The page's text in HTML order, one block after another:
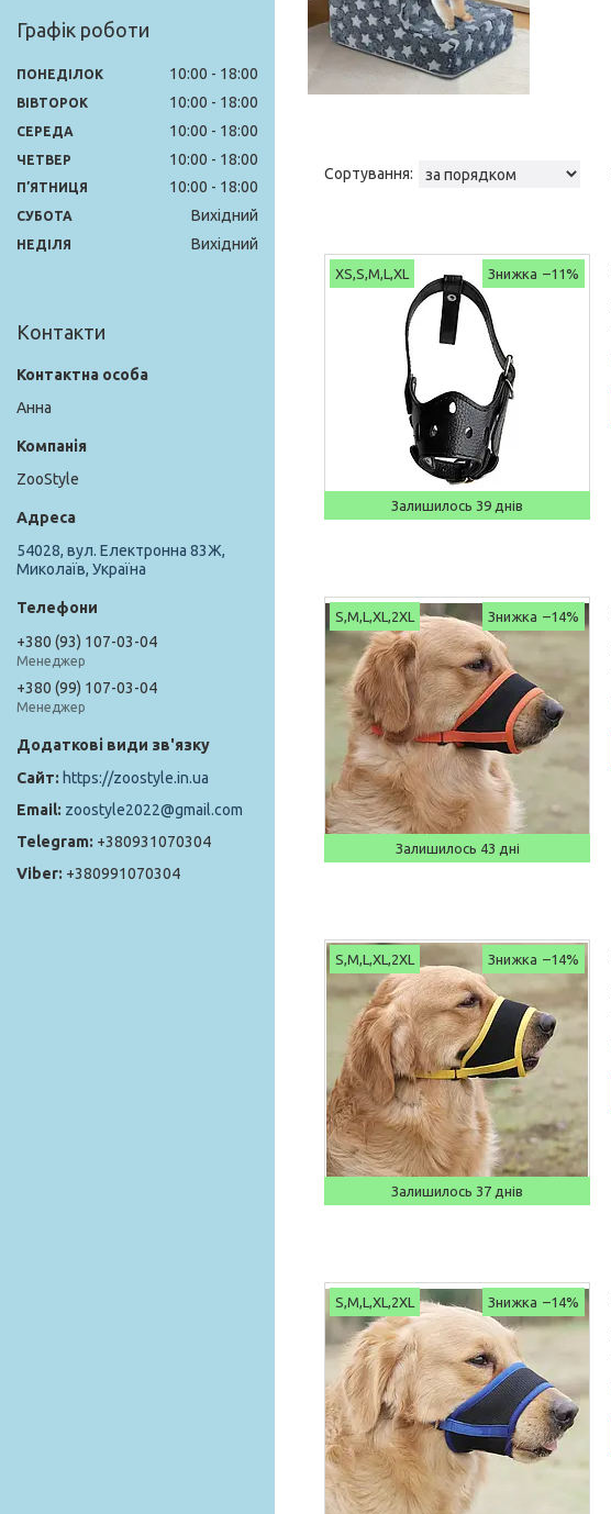
XS,S,M,L,XL –11%
Залишилось 39 днів
S,M,L,XL,2XL –14%
Залишилось 43 дні
S,M,L,XL,2XL –14%
Залишилось 37 днів
S,M,L,XL,2XL –14%
Графік роботи
ПОНЕДІЛОК 10:00 18:00
ВІВТОРОК 10:00 18:00
СЕРЕДА 10:00 18:00
ЧЕТВЕР 10:00 18:00
ПʼЯТНИЦЯ 10:00 18:00
СУБОТА Вихідний
НЕДІЛЯ Вихідний
Контакти
Анна
ZooStyle
54028, вул. Електронна 83Ж,
Миколаїв, Україна
+380 (93) 107-03-04
Менеджер
+380 (99) 107-03-04
Менеджер
https://zoostyle.in.ua
zoostyle2022@gmail.com
+380931070304
+380991070304